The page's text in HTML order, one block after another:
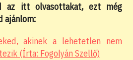
az itt olvasottakat, ezt még
ajánlom:
akinek a lehetetlen nem
(Írta: Fogolyán Szellő)